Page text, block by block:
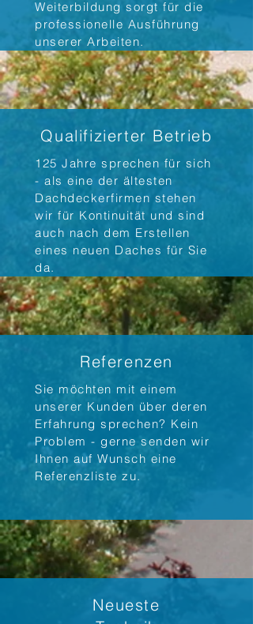
Weiterbildung sorgt für die
professionelle Ausführung
unserer Arbeiten.
Qualifizierter Betrieb
​​125 Jahre sprechen für sich
- als eine der ältesten
Dachdeckerfirmen stehen
wir für Kontinuität und sind
auch nach dem Erstellen
eines neuen Daches für Sie
da.
Referenzen
Sie möchten mit einem
unserer Kunden über deren
Erfahrung sprechen? Kein
Problem - gerne senden wir
Ihnen auf Wunsch eine
Referenzliste zu.
Neueste